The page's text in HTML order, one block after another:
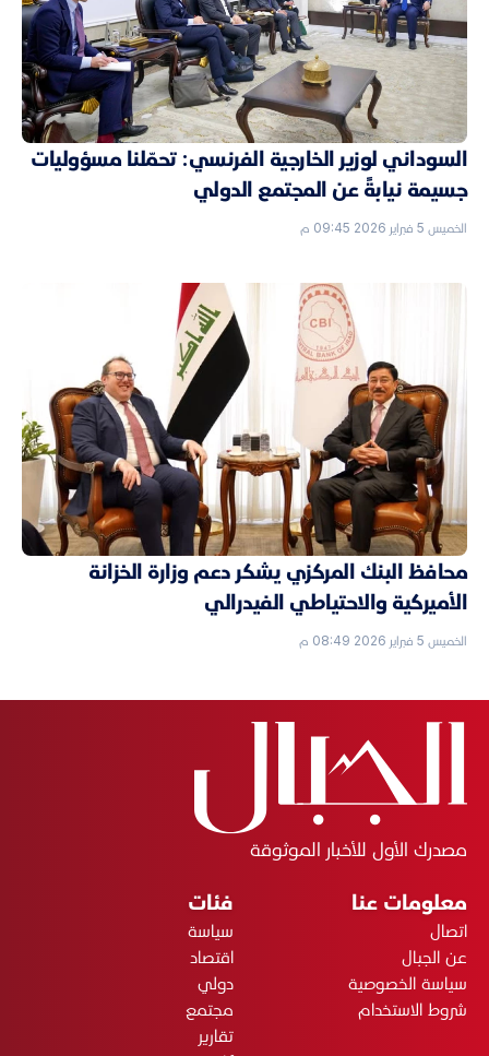
السوداني لوزير الخارجية الفرنسي: تحمّلنا مسؤوليات
جسيمة نيابةً عن المجتمع الدولي
الخميس 5 فبراير 2026 09:45 م
محافظ البنك المركزي يشكر دعم وزارة الخزانة
الأميركية والاحتياطي الفيدرالي
الخميس 5 فبراير 2026 08:49 م
مصدرك الأول للأخبار الموثوقة
معلومات عنا
اتصال
عن الجبال
سياسة الخصوصية
شروط الاستخدام
فئات
سياسة
اقتصاد
دولي
مجتمع
تقارير